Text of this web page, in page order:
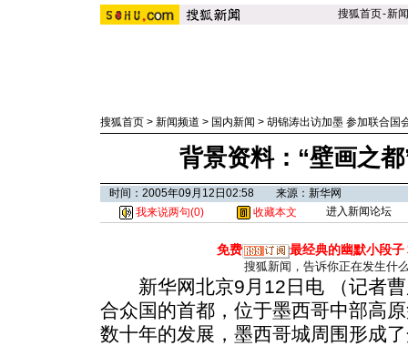
搜狐首页-新闻
搜狐首页 > 新闻频道 > 国内新闻 > 胡锦涛出访加墨 参加联合国
背景资料：“壁画之
时间：2005年09月12日02:58 来源：新华网
我来说两句(0) 收藏本文 进入新闻论坛
免费 最经典的幽默小段子
搜狐新闻，告诉你正在发生什
新华网北京9月12日电 （记者曹
合众国的首都，位于墨西哥中部高
数十年的发展，墨西哥城周围形成